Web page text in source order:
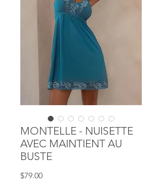
MONTELLE - NUISETTE
AVEC MAINTIENT AU
BUSTE
$79.00Price